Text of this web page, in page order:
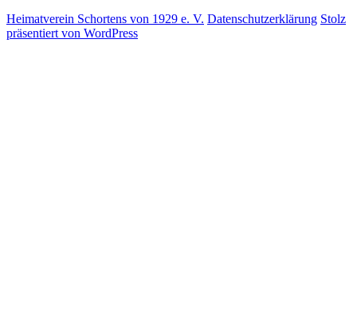
Heimatverein Schortens von 1929 e. V. Datenschutzerklärung Stolz
präsentiert von WordPress